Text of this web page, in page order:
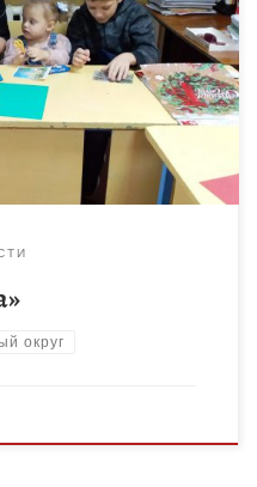
методист
Сашина Н.Н.
мастер – класс
из […]
округ